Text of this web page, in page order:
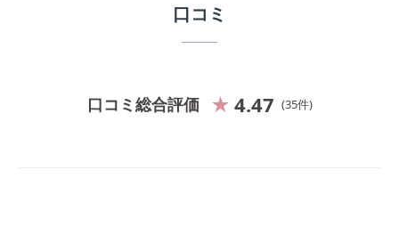
口コミ
口コミ総合評価 4.47 35件